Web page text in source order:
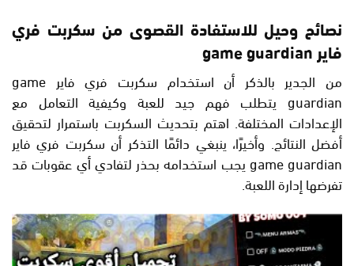
نصائح وحيل للاستفادة القصوى من سكربت فري
فاير game guardian
من الجدير بالذكر أن استخدام سكربت فري فاير game
guardian يتطلب فهم جيد للعبة وكيفية التعامل مع
الإعدادات المختلفة. اهتم بتحديث السكربت باستمرار لتحقيق
أفضل النتائج. وأخيرًا، ينبغي دائمًا التذكر أن سكربت فري فاير
game guardian يجب استخدامه بحذر لتفادي أي عقوبات قد
تفرضها إدارة اللعبة.